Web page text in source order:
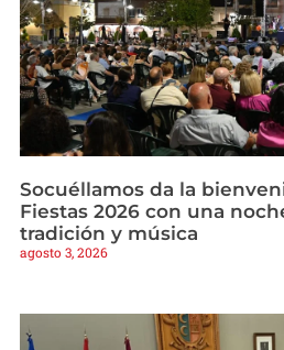
Socuéllamos da la
Fiestas 2026 con una
tradición y música
agosto 3, 2026